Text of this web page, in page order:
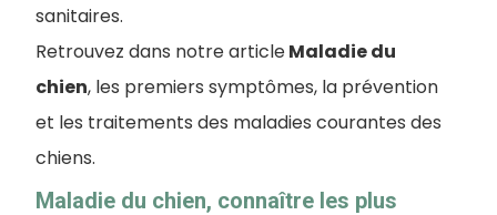
sanitaires.
Retrouvez dans notre articleMaladie du
chien, les premiers symptômes, la prévention
et les traitements des maladies courantes des
chiens.
Maladie du chien, connaître les plus